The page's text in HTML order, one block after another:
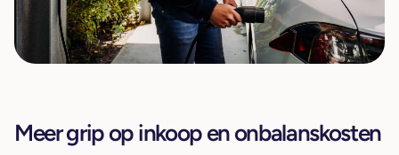
Meer grip op inkoop en onbalanskosten